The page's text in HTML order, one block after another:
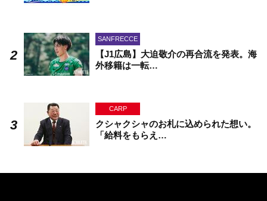
SANFRECCE
【J1広島】大迫敬介の再合流を発表。海
外移籍は一転…
CARP
クシャクシャのお札に込められた想い。
「給料をもらえ…